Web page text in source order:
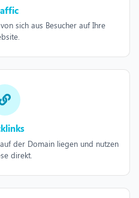
sich aus Besucher auf Ihre
der Domain liegen und nutzen
direkt.